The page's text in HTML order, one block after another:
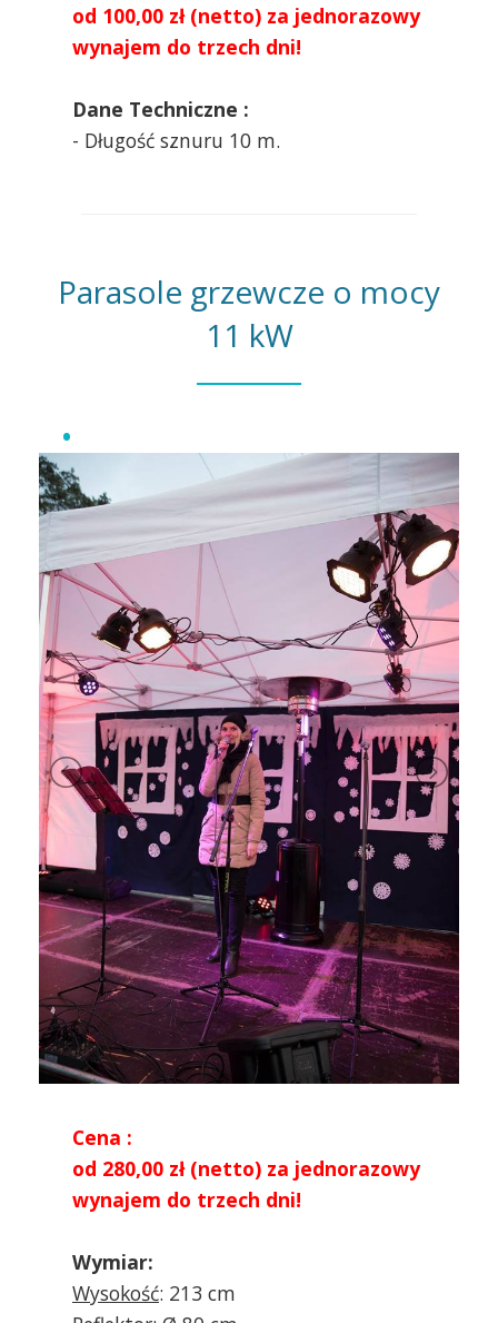
od 100,00 zł (netto) za jednorazowy
wynajem do trzech dni!
Dane Techniczne :
- Długość sznuru 10 m.
Parasole grzewcze o mocy
11 kW
Cena :
od 280,00 zł (netto) za jednorazowy
wynajem do trzech dni!
Wymiar:
Wysokość: 213 cm